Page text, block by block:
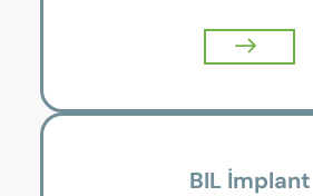
BIL İmplant